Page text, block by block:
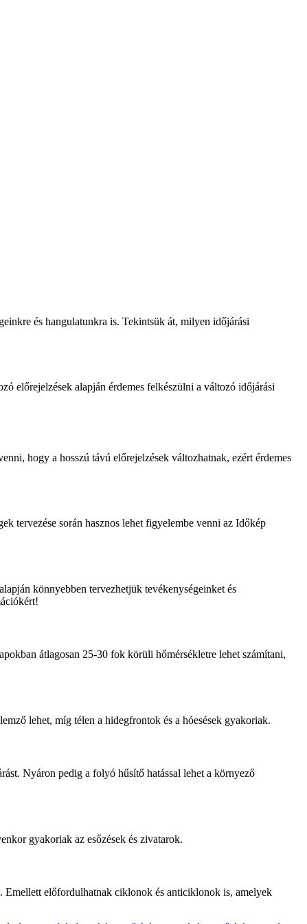
és hangulatunkra is. Tekintsük át, milyen időjárási
előrejelzések alapján érdemes felkészülni a változó időjárási
hogy a hosszú távú előrejelzések változhatnak, ezért érdemes
tervezése során hasznos lehet figyelembe venni az Időkép
könnyebben tervezhetjük tevékenységeinket és
átlagosan 25-30 fok körüli hőmérsékletre lehet számítani,
lehet, míg télen a hidegfrontok és a hóesések gyakoriak.
Nyáron pedig a folyó hűsítő hatással lehet a környező
gyakoriak az esőzések és zivatarok.
Emellett előfordulhatnak ciklonok és anticiklonok is, amelyek